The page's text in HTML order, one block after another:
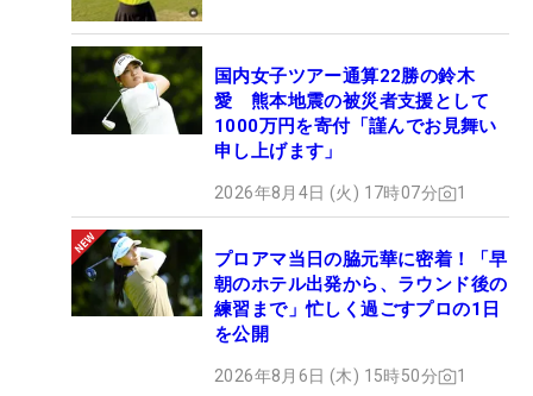
国内女子ツアー通算22勝の鈴木
愛 熊本地震の被災者支援として
1000万円を寄付「謹んでお見舞い
申し上げます」
2026年8月4日 (火) 17時07分 1
プロアマ当日の脇元華に密着！「早
朝のホテル出発から、ラウンド後の
練習まで」忙しく過ごすプロの1日
を公開
2026年8月6日 (木) 15時50分 1